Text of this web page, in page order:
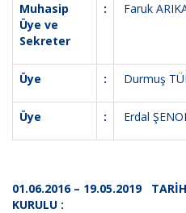
Muhasip
Üye ve
Sekreter
: Faruk
Üye : Durmuş
Üye : Erdal
01.06.2016 – 19.05.2019
KURULU :